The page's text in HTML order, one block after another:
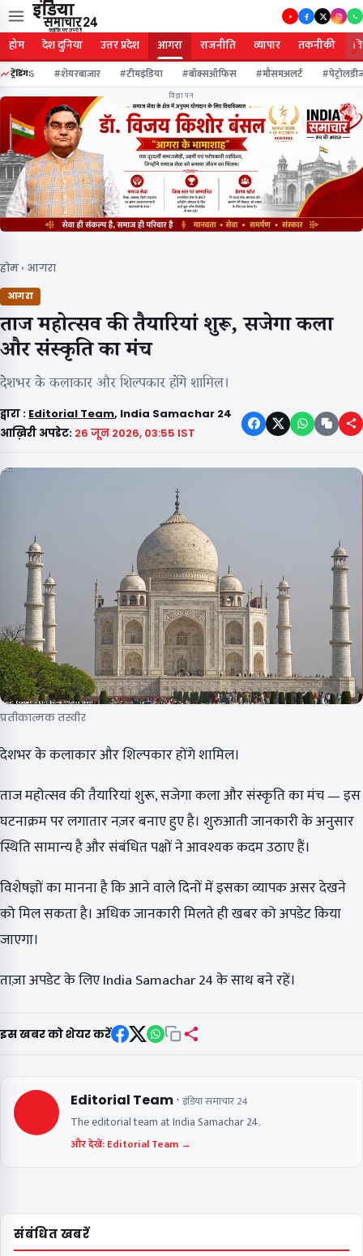
होम देश दुनिया उत्तर प्रदेश आगरा राजनीति व्यापार तकनीकी ❯
ट्रेंडिंग: #शेयरबाजार #टीमइंडिया #बॉक्सऑफिस #मौसमअलर्ट
विज्ञापन
होम › आगरा
आगरा
ताज महोत्सव की तैयारियां शुरू, सजेगा कला
और संस्कृति का मंच
देशभर के कलाकार और शिल्पकार होंगे शामिल।
द्वारा : Editorial Team, India Samachar 24
आख़िरी अपडेट: 26 जून 2026, 03:55 IST
प्रतीकात्मक तस्वीर
देशभर के कलाकार और शिल्पकार होंगे शामिल।
ताज महोत्सव की तैयारियां शुरू, सजेगा कला और संस्कृति का मंच — इस
घटनाक्रम पर लगातार नज़र बनाए हुए है। शुरुआती जानकारी के अनुसार
स्थिति सामान्य है और संबंधित पक्षों ने आवश्यक कदम उठाए हैं।
विशेषज्ञों का मानना है कि आने वाले दिनों में इसका व्यापक असर देखने
को मिल सकता है। अधिक जानकारी मिलते ही खबर को अपडेट किया
जाएगा।
ताज़ा अपडेट के लिए India Samachar 24 के साथ बने रहें।
इस खबर को शेयर करें
Editorial Team· इंडिया समाचार 24
The editorial team at India Samachar 24.
और देखें: Editorial Team →
संबंधित खबरें